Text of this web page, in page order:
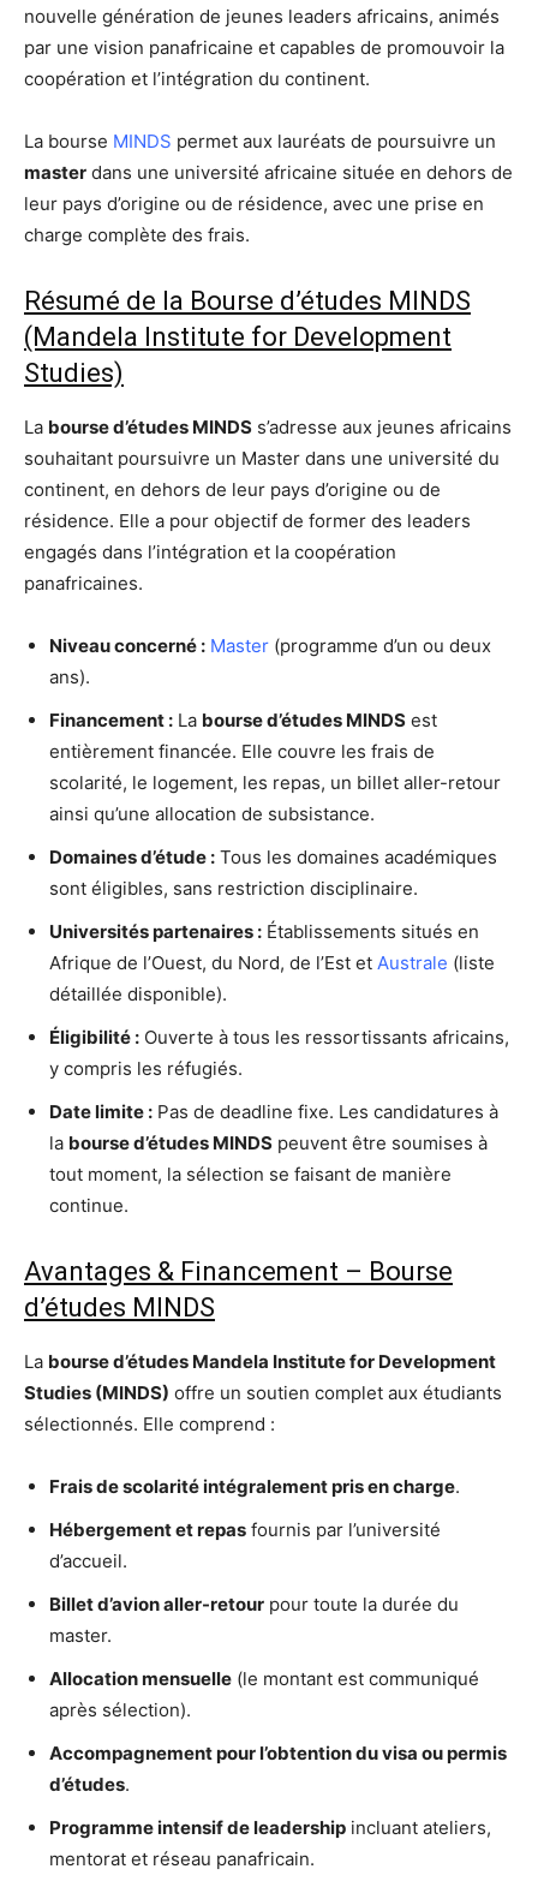
nouvelle génération de jeunes leaders africains, animés
par une vision panafricaine et capables de promouvoir la
coopération et l’intégration du continent.
La bourse MINDS permet aux lauréats de poursuivre un
master dans une université africaine située en dehors de
leur pays d’origine ou de résidence, avec une prise en
charge complète des frais.
Résumé de la Bourse d’études MINDS
(Mandela Institute for Development
Studies)
La bourse d’études MINDS s’adresse aux jeunes africains
souhaitant poursuivre un Master dans une université du
continent, en dehors de leur pays d’origine ou de
résidence. Elle a pour objectif de former des leaders
engagés dans l’intégration et la coopération
panafricaines.
Niveau concerné : Master (programme d’un ou deux
ans).
Financement : La bourse d’études MINDS est
entièrement financée. Elle couvre les frais de
scolarité, le logement, les repas, un billet aller-retour
ainsi qu’une allocation de subsistance.
Domaines d’étude : Tous les domaines académiques
sont éligibles, sans restriction disciplinaire.
Universités partenaires : Établissements situés en
Afrique de l’Ouest, du Nord, de l’Est et Australe (liste
détaillée disponible).
Éligibilité : Ouverte à tous les ressortissants africains,
y compris les réfugiés.
Date limite : Pas de deadline fixe. Les candidatures à
la bourse d’études MINDS peuvent être soumises à
tout moment, la sélection se faisant de manière
continue.
Avantages & Financement – Bourse
d’études MINDS
La bourse d’études Mandela Institute for Development
Studies (MINDS) offre un soutien complet aux étudiants
sélectionnés. Elle comprend :
Frais de scolarité intégralement pris en charge.
Hébergement et repas fournis par l’université
d’accueil.
Billet d’avion aller-retour pour toute la durée du
master.
Allocation mensuelle (le montant est communiqué
après sélection).
Accompagnement pour l’obtention du visa ou permis
d’études.
Programme intensif de leadership incluant ateliers,
mentorat et réseau panafricain.